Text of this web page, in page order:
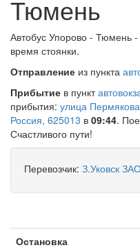
Тюмень
Автобус Упорово - Тюмень
время стоянки.
Отправление из пункта
Прибытие в пункт
прибытия: улица
Россия, 625013 в 09:44.
Счастливого пути!
Перевозчик: З.Уковск
Остановка